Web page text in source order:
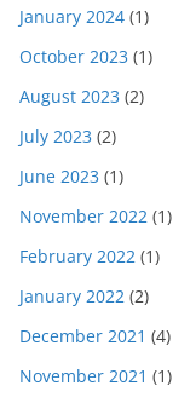
January 2024 (1)
October 2023 (1)
August 2023 (2)
July 2023 (2)
June 2023 (1)
November 2022 (1)
February 2022 (1)
January 2022 (2)
December 2021 (4)
November 2021 (1)